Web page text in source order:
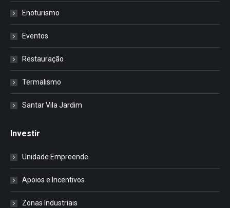
Enoturismo
Eventos
Restauração
Termalismo
Santar Vila Jardim
Investir
Unidade Empreende
Apoios e Incentivos
Zonas Industriais